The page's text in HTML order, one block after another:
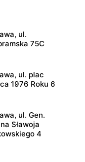
ul.
75C
ul. plac
1976 Roku 6
ul. Gen.
Sławoja
4